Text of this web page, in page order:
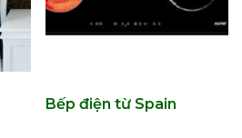
Bếp điện từ Spain